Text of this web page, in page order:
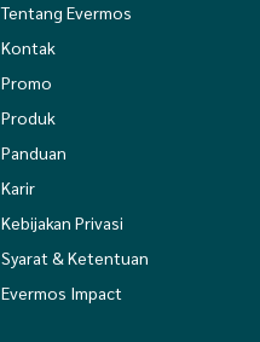
Tentang Evermos
Kontak
Promo
Produk
Panduan
Karir
Kebijakan Privasi
Syarat & Ketentuan
Evermos Impact